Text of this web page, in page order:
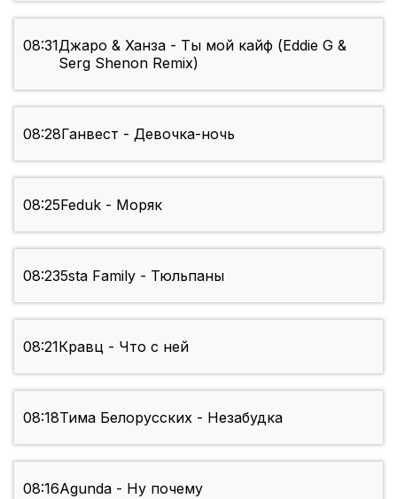
08:31Джаро & Ханза - Ты мой кайф (Eddie G &
Serg Shenon Remix)
08:28Ганвест - Девочка-ночь
08:25Feduk - Моряк
08:235sta Family - Тюльпаны
08:21Кравц - Что с ней
08:18Тима Белорусских - Незабудка
08:16Agunda - Ну почему